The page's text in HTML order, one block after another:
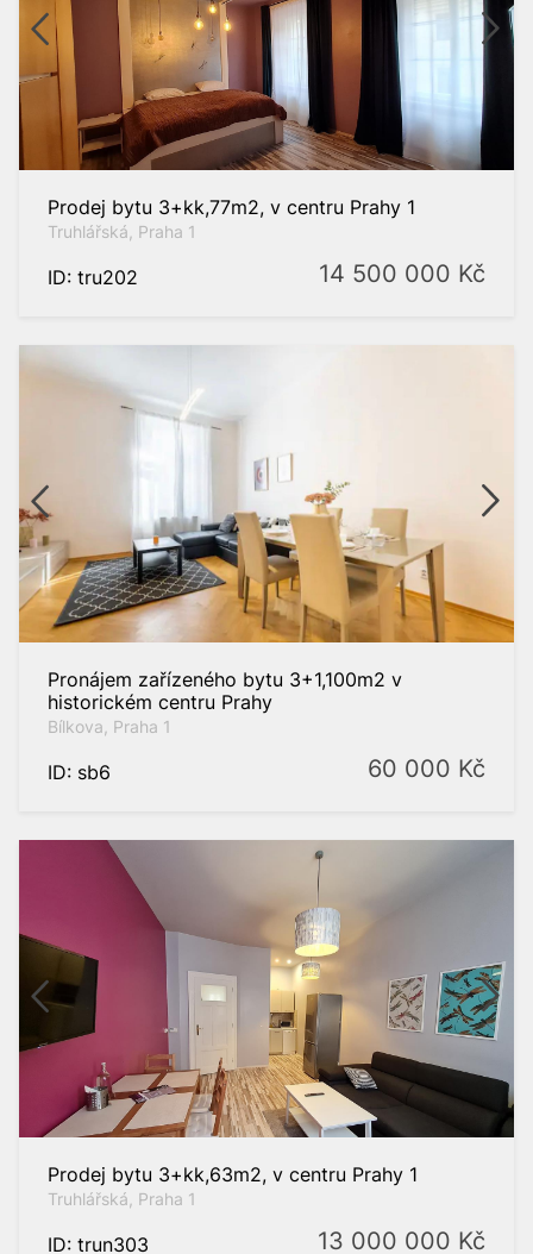
Prodej bytu 3+kk,77m2, v centru Prahy 1
Truhlářská, Praha 1
ID: tru202 14 500 000 Kč
Pronájem zařízeného bytu 3+1,100m2 v
historickém centru Prahy
Bílkova, Praha 1
ID: sb6 60 000 Kč
Prodej bytu 3+kk,63m2, v centru Prahy 1
Truhlářská, Praha 1
ID: trun303 13 000 000 Kč